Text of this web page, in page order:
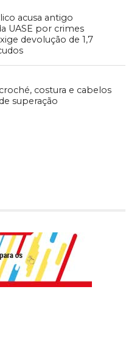
acusa antigo
UASE por crimes
devolução de 1,7
costura e cabelos
superação